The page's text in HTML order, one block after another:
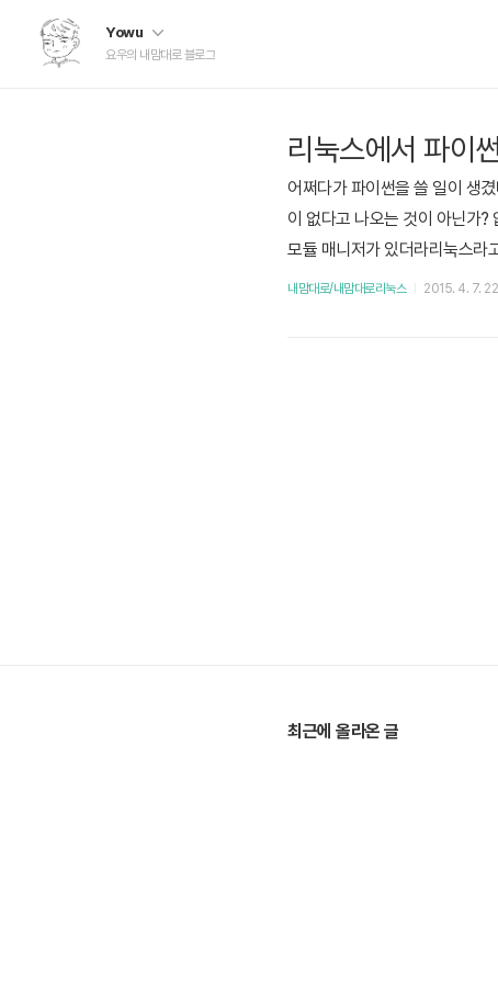
Yowu
요우의 내맘대로 블로그
리눅스에서 파이
어쩌다가 파이썬을 쓸 일이 생
이 없다고 나오는 것이 아닌가?
모듈 매니저가 있더라리눅스라
yum install python-pip 우분투
내맘대로/내맘대로리눅스 2015. 4. 7.
최근에 올라온 글